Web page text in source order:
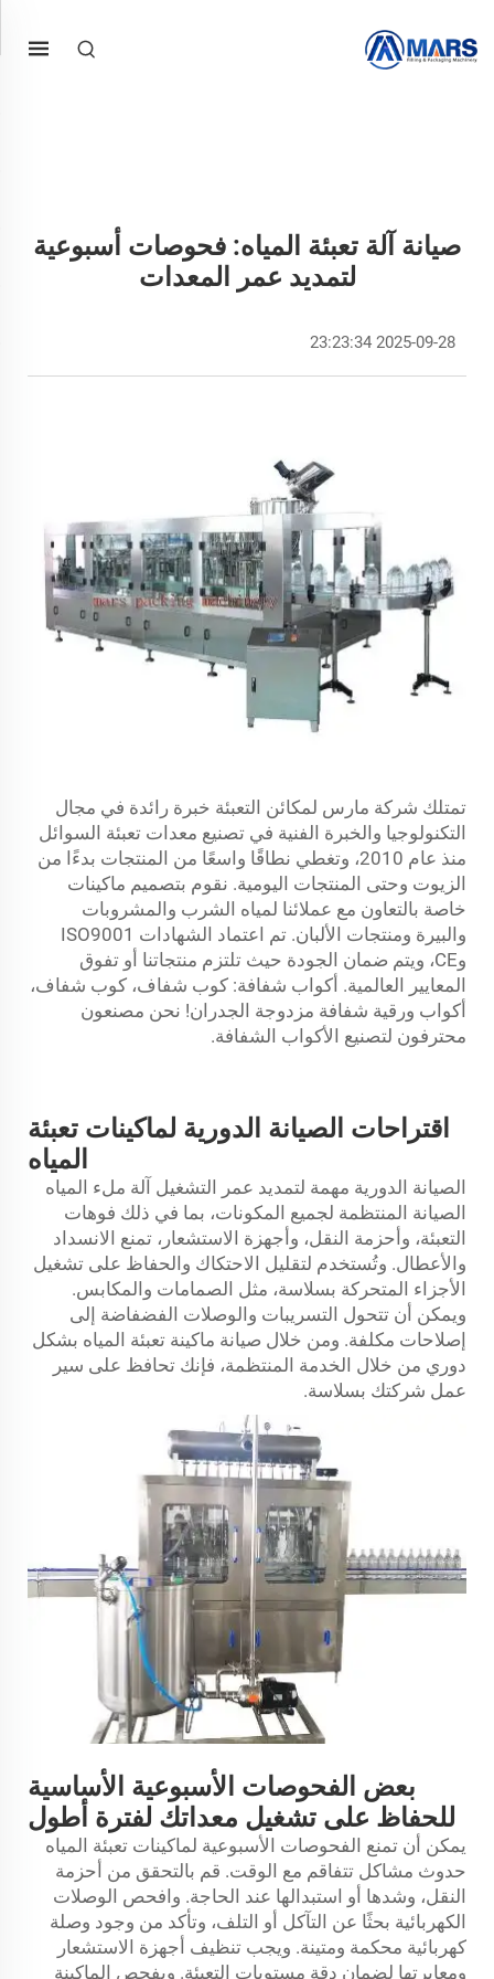
صيانة آلة تعبئة المياه: فحوصات أسبوعية
لتمديد عمر المعدات
2025-09-28 23:23:34
تمتلك شركة مارس لمكائن التعبئة خبرة رائدة في مجال
التكنولوجيا والخبرة الفنية في تصنيع معدات تعبئة السوائل
منذ عام 2010، وتغطي نطاقًا واسعًا من المنتجات بدءًا من
الزيوت وحتى المنتجات اليومية. نقوم بتصميم ماكينات
خاصة بالتعاون مع عملائنا لمياه الشرب والمشروبات
والبيرة ومنتجات الألبان. تم اعتماد الشهادات ISO9001
وCE، ويتم ضمان الجودة حيث تلتزم منتجاتنا أو تفوق
المعايير العالمية. أكواب شفافة: كوب شفاف، كوب شفاف،
أكواب ورقية شفافة مزدوجة الجدران! نحن مصنعون
محترفون لتصنيع الأكواب الشفافة.
اقتراحات الصيانة الدورية لماكينات تعبئة
المياه
الصيانة الدورية مهمة لتمديد عمر التشغيل آلة ملء المياه
الصيانة المنتظمة لجميع المكونات، بما في ذلك فوهات
التعبئة، وأحزمة النقل، وأجهزة الاستشعار، تمنع الانسداد
والأعطال. وتُستخدم لتقليل الاحتكاك والحفاظ على تشغيل
الأجزاء المتحركة بسلاسة، مثل الصمامات والمكابس.
ويمكن أن تتحول التسريبات والوصلات الفضفاضة إلى
إصلاحات مكلفة. ومن خلال صيانة ماكينة تعبئة المياه بشكل
دوري من خلال الخدمة المنتظمة، فإنك تحافظ على سير
عمل شركتك بسلاسة.
بعض الفحوصات الأسبوعية الأساسية
للحفاظ على تشغيل معداتك لفترة أطول
يمكن أن تمنع الفحوصات الأسبوعية لماكينات تعبئة المياه
حدوث مشاكل تتفاقم مع الوقت. قم بالتحقق من أحزمة
النقل، وشدها أو استبدالها عند الحاجة. وافحص الوصلات
الكهربائية بحثًا عن التآكل أو التلف، وتأكد من وجود وصلة
كهربائية محكمة ومتينة. ويجب تنظيف أجهزة الاستشعار
ومعايرتها لضمان دقة مستويات التعبئة. وبفحص الماكينة